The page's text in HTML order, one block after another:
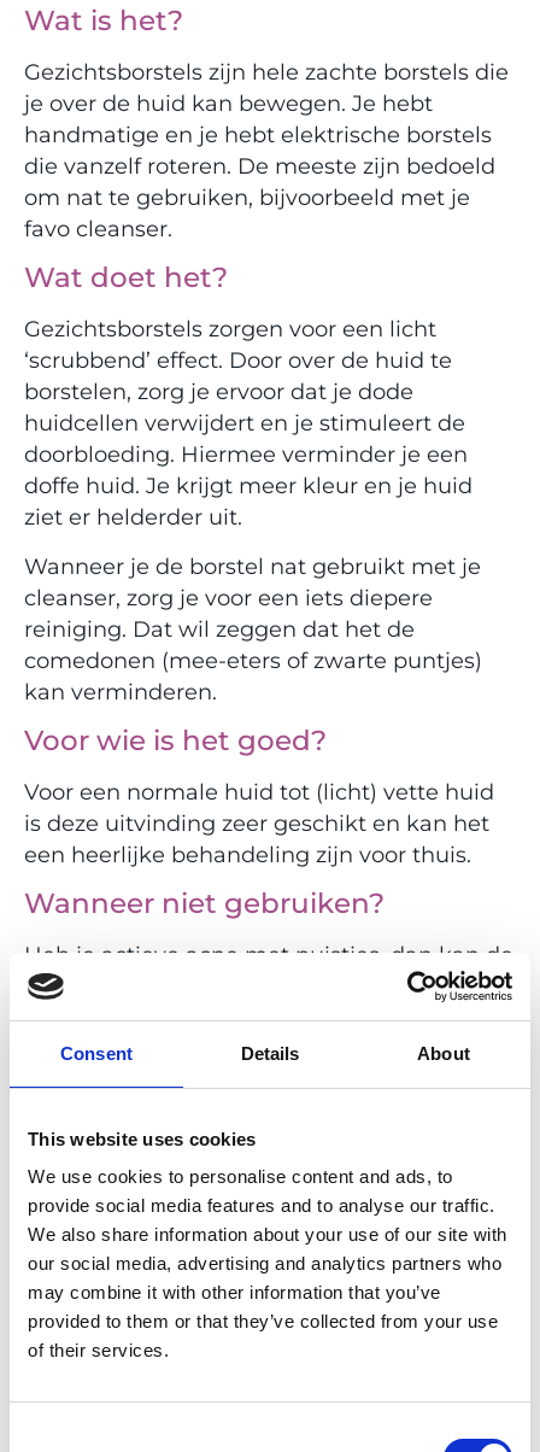
Consent Details About
This website uses cookies
We use cookies to personalise content and ads, to
provide social media features and to analyse our traffic.
We also share information about your use of our site with
our social media, advertising and analytics partners who
may combine it with other information that you’ve
provided to them or that they’ve collected from your use
of their services.
Wat is het?
Gezichtsborstels zijn hele zachte borstels die
je over de huid kan bewegen. Je hebt
handmatige en je hebt elektrische borstels
die vanzelf roteren. De meeste zijn bedoeld
om nat te gebruiken, bijvoorbeeld met je
favo cleanser.
Wat doet het?
Gezichtsborstels zorgen voor een licht
‘scrubbend’ effect. Door over de huid te
borstelen, zorg je ervoor dat je dode
huidcellen verwijdert en je stimuleert de
doorbloeding. Hiermee verminder je een
doffe huid. Je krijgt meer kleur en je huid
ziet er helderder uit.
Wanneer je de borstel nat gebruikt met je
cleanser, zorg je voor een iets diepere
reiniging. Dat wil zeggen dat het de
comedonen (mee-eters of zwarte puntjes)
kan verminderen.
Voor wie is het goed?
Voor een normale huid tot (licht) vette huid
is deze uitvinding zeer geschikt en kan het
een heerlijke behandeling zijn voor thuis.
Wanneer niet gebruiken?
Heb je actieve acne met puistjes, dan kan de
borstel de acne juist activeren en daarmee
verergeren.
Heb je een droge, gevoelige of rosacea huid?
Gebruik de borstel dan niet. Je huid droogt
Waar moet je nog op letten?
Eigenlijk is het gebruik van de
gezichtsborstel al vrij oud. Vroeger werd dit
door schoonheidsspecialisten gebruikt om je
huid te wassen. Vanwege hygiëne wordt
deze (bijna) niet meer gebruikt. Toch heeft
comeback gemaakt voor thuisgebruik. Let er